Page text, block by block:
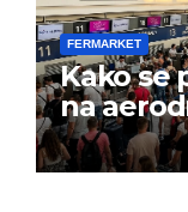
FERMARKET
Kako se
na